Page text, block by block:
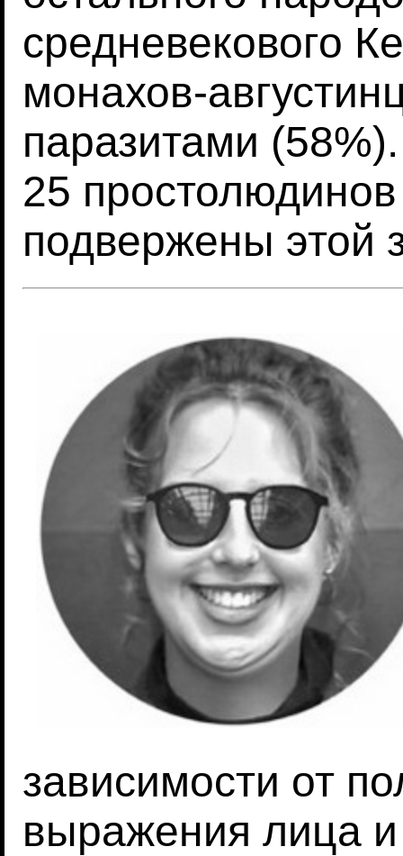
средневекового
монахов-
паразитами
25
подвержены этой
зависимости от
выражения лица